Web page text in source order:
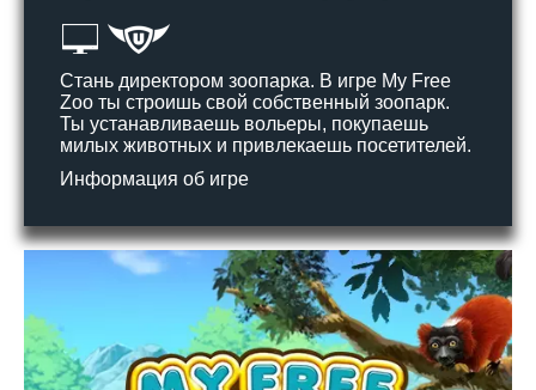
Стань директором зоопарка. В игре My Free
Zoo ты строишь свой собственный зоопарк.
Ты устанавливаешь вольеры, покупаешь
милых животных и привлекаешь посетителей.
Информация об игре